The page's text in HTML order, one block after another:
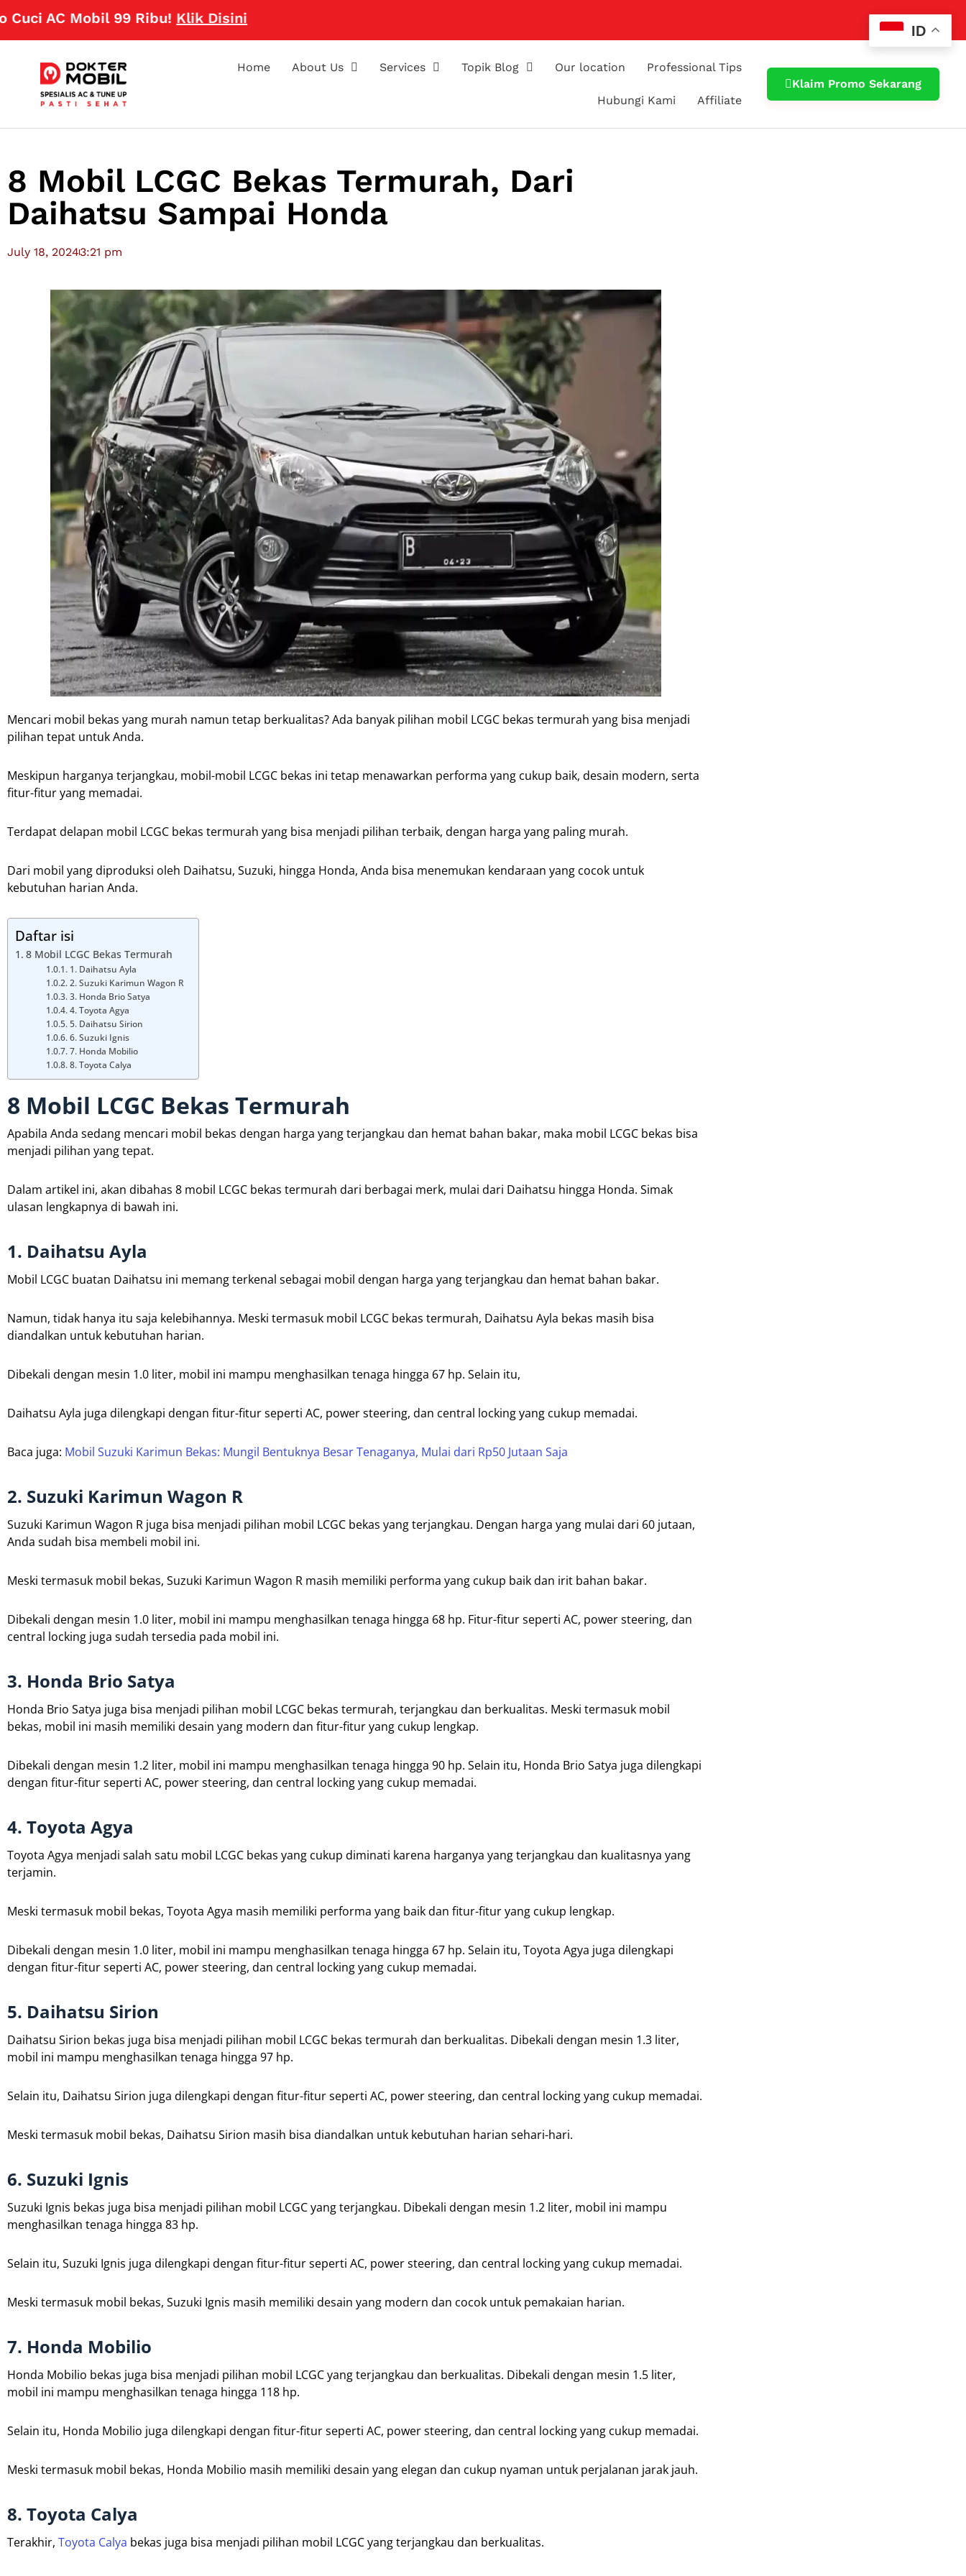
Mobil 99 Ribu!Klik Disini
Home About Us Services Topik Blog Our location Professional Tips
Hubungi Kami Affiliate
Klaim Promo Sekarang
8 Mobil LCGC Bekas Termurah, Dari
Daihatsu Sampai Honda
July 18, 20243:21 pm
Mencari mobil bekas yang murah namun tetap berkualitas? Ada banyak pilihan mobil LCGC bekas termurah yang bisa menjadi
pilihan tepat untuk Anda.
Meskipun harganya terjangkau, mobil-mobil LCGC bekas ini tetap menawarkan performa yang cukup baik, desain modern, serta
fitur-fitur yang memadai.
Terdapat delapan mobil LCGC bekas termurah yang bisa menjadi pilihan terbaik, dengan harga yang paling murah.
Dari mobil yang diproduksi oleh Daihatsu, Suzuki, hingga Honda, Anda bisa menemukan kendaraan yang cocok untuk
kebutuhan harian Anda.
Daftar isi
8 Mobil LCGC Bekas Termurah
1. Daihatsu Ayla
2. Suzuki Karimun Wagon R
3. Honda Brio Satya
4. Toyota Agya
5. Daihatsu Sirion
6. Suzuki Ignis
7. Honda Mobilio
8. Toyota Calya
8 Mobil LCGC Bekas Termurah
Apabila Anda sedang mencari mobil bekas dengan harga yang terjangkau dan hemat bahan bakar, maka mobil LCGC bekas bisa
menjadi pilihan yang tepat.
Dalam artikel ini, akan dibahas 8 mobil LCGC bekas termurah dari berbagai merk, mulai dari Daihatsu hingga Honda. Simak
ulasan lengkapnya di bawah ini.
1. Daihatsu Ayla
Mobil LCGC buatan Daihatsu ini memang terkenal sebagai mobil dengan harga yang terjangkau dan hemat bahan bakar.
Namun, tidak hanya itu saja kelebihannya. Meski termasuk mobil LCGC bekas termurah, Daihatsu Ayla bekas masih bisa
diandalkan untuk kebutuhan harian.
Dibekali dengan mesin 1.0 liter, mobil ini mampu menghasilkan tenaga hingga 67 hp. Selain itu,
Daihatsu Ayla juga dilengkapi dengan fitur-fitur seperti AC, power steering, dan central locking yang cukup memadai.
Baca juga: Mobil Suzuki Karimun Bekas: Mungil Bentuknya Besar Tenaganya, Mulai dari Rp50 Jutaan Saja
2. Suzuki Karimun Wagon R
Suzuki Karimun Wagon R juga bisa menjadi pilihan mobil LCGC bekas yang terjangkau. Dengan harga yang mulai dari 60 jutaan,
Anda sudah bisa membeli mobil ini.
Meski termasuk mobil bekas, Suzuki Karimun Wagon R masih memiliki performa yang cukup baik dan irit bahan bakar.
Dibekali dengan mesin 1.0 liter, mobil ini mampu menghasilkan tenaga hingga 68 hp. Fitur-fitur seperti AC, power steering, dan
central locking juga sudah tersedia pada mobil ini.
3. Honda Brio Satya
Honda Brio Satya juga bisa menjadi pilihan mobil LCGC bekas termurah, terjangkau dan berkualitas. Meski termasuk mobil
bekas, mobil ini masih memiliki desain yang modern dan fitur-fitur yang cukup lengkap.
Dibekali dengan mesin 1.2 liter, mobil ini mampu menghasilkan tenaga hingga 90 hp. Selain itu, Honda Brio Satya juga dilengkapi
dengan fitur-fitur seperti AC, power steering, dan central locking yang cukup memadai.
4. Toyota Agya
Toyota Agya menjadi salah satu mobil LCGC bekas yang cukup diminati karena harganya yang terjangkau dan kualitasnya yang
terjamin.
Meski termasuk mobil bekas, Toyota Agya masih memiliki performa yang baik dan fitur-fitur yang cukup lengkap.
Dibekali dengan mesin 1.0 liter, mobil ini mampu menghasilkan tenaga hingga 67 hp. Selain itu, Toyota Agya juga dilengkapi
dengan fitur-fitur seperti AC, power steering, dan central locking yang cukup memadai.
5. Daihatsu Sirion
Daihatsu Sirion bekas juga bisa menjadi pilihan mobil LCGC bekas termurah dan berkualitas. Dibekali dengan mesin 1.3 liter,
mobil ini mampu menghasilkan tenaga hingga 97 hp.
Selain itu, Daihatsu Sirion juga dilengkapi dengan fitur-fitur seperti AC, power steering, dan central locking yang cukup memadai.
Meski termasuk mobil bekas, Daihatsu Sirion masih bisa diandalkan untuk kebutuhan harian sehari-hari.
6. Suzuki Ignis
Suzuki Ignis bekas juga bisa menjadi pilihan mobil LCGC yang terjangkau. Dibekali dengan mesin 1.2 liter, mobil ini mampu
menghasilkan tenaga hingga 83 hp.
Selain itu, Suzuki Ignis juga dilengkapi dengan fitur-fitur seperti AC, power steering, dan central locking yang cukup memadai.
Meski termasuk mobil bekas, Suzuki Ignis masih memiliki desain yang modern dan cocok untuk pemakaian harian.
7. Honda Mobilio
Honda Mobilio bekas juga bisa menjadi pilihan mobil LCGC yang terjangkau dan berkualitas. Dibekali dengan mesin 1.5 liter,
mobil ini mampu menghasilkan tenaga hingga 118 hp.
Selain itu, Honda Mobilio juga dilengkapi dengan fitur-fitur seperti AC, power steering, dan central locking yang cukup memadai.
Meski termasuk mobil bekas, Honda Mobilio masih memiliki desain yang elegan dan cukup nyaman untuk perjalanan jarak jauh.
8. Toyota Calya
Terakhir, Toyota Calya bekas juga bisa menjadi pilihan mobil LCGC yang terjangkau dan berkualitas.
ID